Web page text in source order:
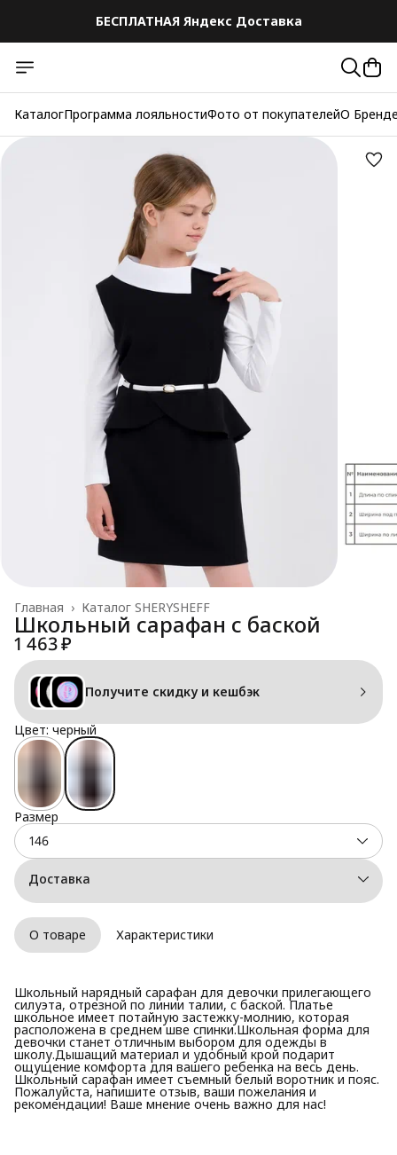
БЕСПЛАТНАЯ Яндекс Доставка
КаталогПрограмма лояльностиФото от покупателейО
Каталог SHERYSHEFF
Главная ›
Школьный сарафан с баской
1 463 ₽
Получите скидку и кешбэк
Цвет: черный
Размер
146
Доставка
О товаре Характеристики
Школьный нарядный сарафан для девочки прилегающего
силуэта, отрезной по линии талии, с баской. Платье
школьное имеет потайную застежку-молнию, которая
расположена в среднем шве спинки.Школьная форма для
девочки станет отличным выбором для одежды в
школу.Дышащий материал и удобный крой подарит
ощущение комфорта для вашего ребенка на весь день.
Школьный сарафан имеет съемный белый воротник и пояс.
Пожалуйста, напишите отзыв, ваши пожелания и
рекомендации! Ваше мнение очень важно для нас!